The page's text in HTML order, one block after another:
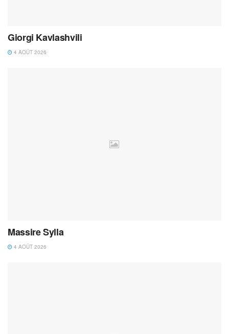
Giorgi Kavlashvili
4 AOÛT 2026
Massire Sylla
4 AOÛT 2026